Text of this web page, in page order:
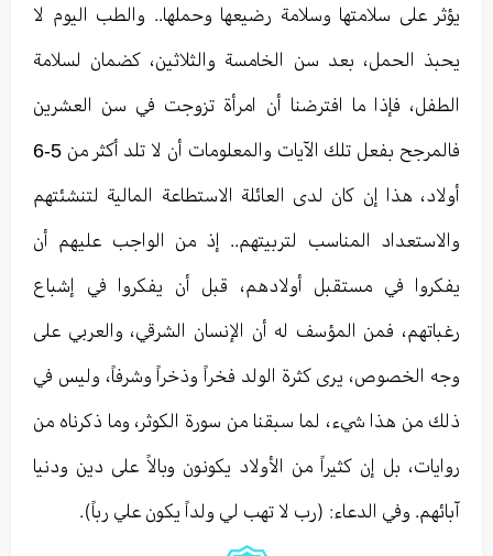
يؤثر على سلامتها وسلامة رضيعها وحملها.. والطب اليوم لا
يحبذ الحمل، بعد سن الخامسة والثلاثين، كضمان لسلامة
الطفل، فإذا ما افترضنا أن امرأة تزوجت في سن العشرين
فالمرجح بفعل تلك الآيات والمعلومات أن لا تلد أكثر من 5-6
أولاد، هذا إن كان لدى العائلة الاستطاعة المالية لتنشئتهم
والاستعداد المناسب لتربيتهم.. إذ من الواجب عليهم أن
يفكروا في مستقبل أولادهم، قبل أن يفكروا في إشباع
رغباتهم، فمن المؤسف له أن الإنسان الشرقي، والعربي على
وجه الخصوص، يرى كثرة الولد فخراً وذخراً وشرفاً، وليس في
ذلك من هذا شيء، لما سبقنا من سورة الكوثر، وما ذكرناه من
روايات، بل إن كثيراً من الأولاد يكونون وبالاً على دين ودنيا
آبائهم. وفي الدعاء: (رب لا تهب لي ولداً يكون علي رباً).